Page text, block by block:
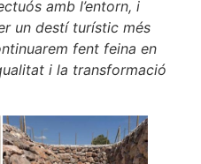
amb l’entorn, i
un destí turístic més
fent feina en
i la transformació